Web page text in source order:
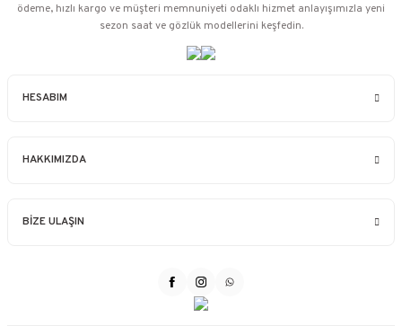
HESABIM
HAKKIMIZDA
BİZE ULAŞIN
ödeme, hızlı kargo ve müşteri memnuniyeti odaklı hizmet anlayışımızla yeni
sezon saat ve gözlük modellerini keşfedin.